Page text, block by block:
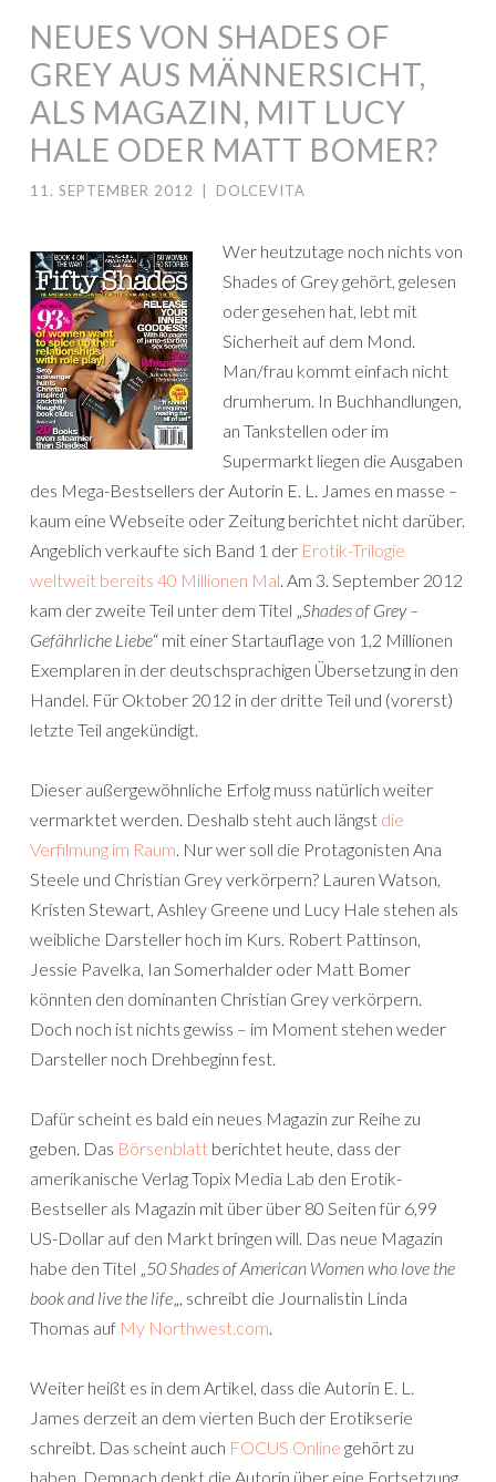
NEUES VON SHADES OF
GREY AUS MÄNNERSICHT,
ALS MAGAZIN, MIT LUCY
HALE ODER MATT BOMER?
11. SEPTEMBER 2012 DOLCEVITA
Wer heutzutage noch nichts von
Shades of Grey gehört, gelesen
oder gesehen hat, lebt mit
Sicherheit auf dem Mond.
Man/frau kommt einfach nicht
drumherum. In Buchhandlungen,
an Tankstellen oder im
Supermarkt liegen die Ausgaben
des Mega-Bestsellers der Autorin E. L. James en masse –
kaum eine Webseite oder Zeitung berichtet nicht darüber.
Angeblich verkaufte sich Band 1 der Erotik-Trilogie
weltweit bereits 40 Millionen Mal. Am 3. September 2012
kam der zweite Teil unter dem Titel „Shades of Grey –
Gefährliche Liebe“ mit einer Startauflage von 1,2 Millionen
Exemplaren in der deutschsprachigen Übersetzung in den
Handel. Für Oktober 2012 in der dritte Teil und (vorerst)
letzte Teil angekündigt.
Dieser außergewöhnliche Erfolg muss natürlich weiter
vermarktet werden. Deshalb steht auch längst die
Verfilmung im Raum. Nur wer soll die Protagonisten Ana
Steele und Christian Grey verkörpern? Lauren Watson,
Kristen Stewart, Ashley Greene und Lucy Hale stehen als
weibliche Darsteller hoch im Kurs. Robert Pattinson,
Jessie Pavelka, Ian Somerhalder oder Matt Bomer
könnten den dominanten Christian Grey verkörpern.
Doch noch ist nichts gewiss – im Moment stehen weder
Darsteller noch Drehbeginn fest.
Dafür scheint es bald ein neues Magazin zur Reihe zu
geben. Das Börsenblatt berichtet heute, dass der
amerikanische Verlag Topix Media Lab den Erotik-
Bestseller als Magazin mit über über 80 Seiten für 6,99
US-Dollar auf den Markt bringen will. Das neue Magazin
habe den Titel „50 Shades of American Women who love the
book and live the life„, schreibt die Journalistin Linda
Thomas auf My Northwest.com.
Weiter heißt es in dem Artikel, dass die Autorin E. L.
James derzeit an dem vierten Buch der Erotikserie
schreibt. Das scheint auch FOCUS Online gehört zu
haben. Demnach denkt die Autorin über eine Fortsetzung